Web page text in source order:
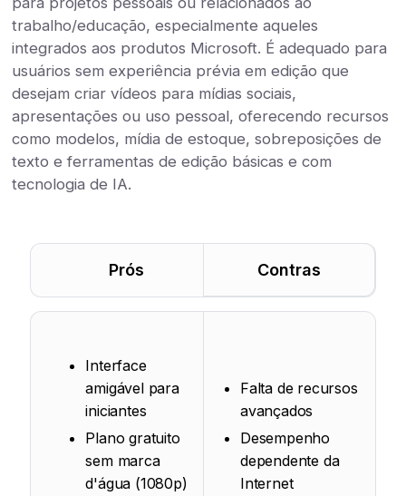
trabalho/educação, especialmente aqueles
integrados aos produtos Microsoft. É adequado para
usuários sem experiência prévia em edição que
desejam criar vídeos para mídias sociais,
apresentações ou uso pessoal, oferecendo recursos
como modelos, mídia de estoque, sobreposições de
texto e ferramentas de edição básicas e com
tecnologia de IA.
Prós Contras
Interface
amigável para
iniciantes
Plano gratuito
sem marca
d'água (1080p)
Falta de recursos
avançados
Desempenho
dependente da
Internet